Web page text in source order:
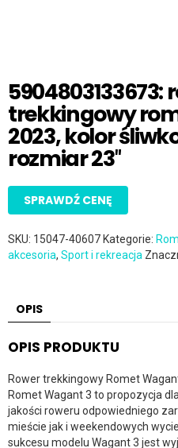
5904803133673:
trekkingowy
2023, kolor
rozmiar 23″
SPRAWDŹ CENĘ
SKU: 15047-40607 Kategorie:
akcesoria, Sport i rekreacja
OPIS
OPIS PRODUKTU
Rower trekkingowy Romet
Romet Wagant 3 to propozycja
jakości roweru odpowiedniego
mieście jak i weekendowych
sukcesu modelu Wagant 3 jest